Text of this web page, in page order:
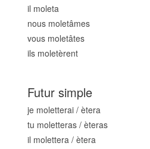
il moleta
nous moletâmes
vous moletâtes
ils moletèrent
Futur simple
je moletterai/ ètera
tu moletteras/ èteras
il molettera/ ètera